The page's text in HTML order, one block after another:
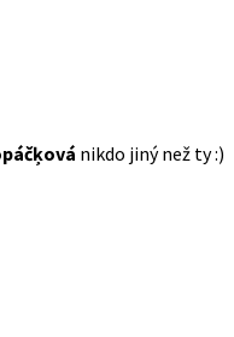
nikdo jiný než ty :)